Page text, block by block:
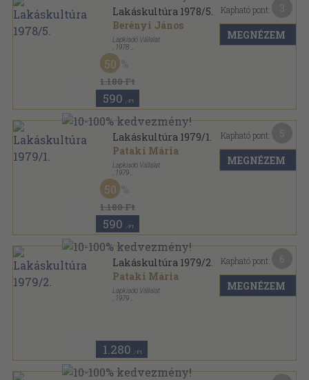
Lakáskultúra 1978/5.
Berényi János
Lapkiadó Vállalat
1978
Tűzött kötés
Lakáskultúra sorozat
1.180 Ft
50
590 ,-Ft
Kapható pont:
MEGNÉZEM
Lakáskultúra 1979/1.
Pataki Mária
Lapkiadó Vállalat
1979
Tűzött kötés
Lakáskultúra sorozat
1.180 Ft
50
590 ,-Ft
Kapható pont:
MEGNÉZEM
Lakáskultúra 1979/2.
Pataki Mária
Lapkiadó Vállalat
1979
1.280 ,-Ft
Kapható pont:
MEGNÉZEM